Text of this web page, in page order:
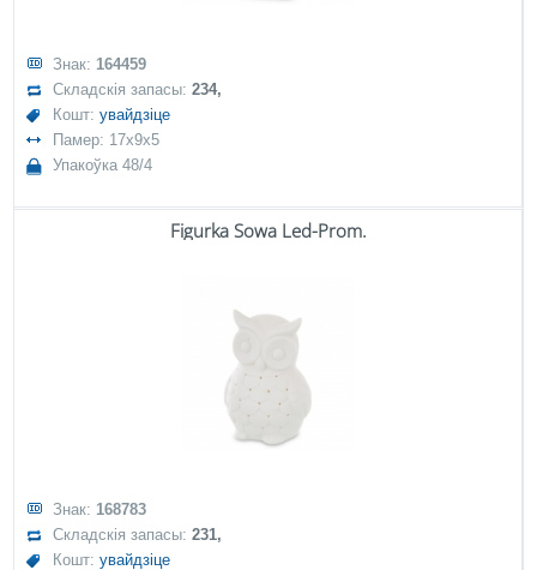
Знак: 164459
Складскія запасы:234,
Кошт:увайдзіце
Памер: 17x9x5
Упакоўка 48/4
Figurka Sowa Led-Prom.
Знак: 168783
Складскія запасы:231,
Кошт:увайдзіце